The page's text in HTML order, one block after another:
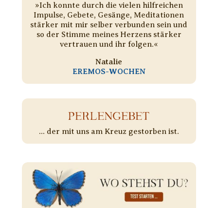
»Ich konnte durch die vielen hilfreichen
Impulse, Gebete, Gesänge, Meditationen
stärker mit mir selber verbunden sein und
so der Stimme meines Herzens stärker
vertrauen und ihr folgen.«
Natalie
EREMOS-WOCHEN
PERLENGEBET
... der mit uns am Kreuz gestorben ist.